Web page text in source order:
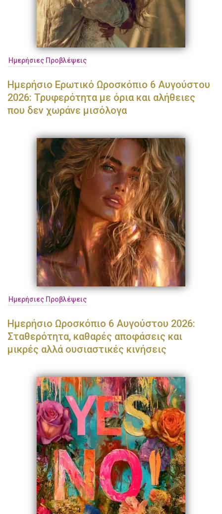
Ημερήσιες Προβλέψεις
Ημερήσιο Ερωτικό Ωροσκόπιο 6 Αυγούστου
2026: Τρυφερότητα με όρια και αλήθειες
που δεν χωράνε μισόλογα
Ημερήσιες Προβλέψεις
Ημερήσιο Ωροσκόπιο 6 Αυγούστου 2026:
Σταθερότητα, καθαρές αποφάσεις και
μικρές αλλά ουσιαστικές κινήσεις